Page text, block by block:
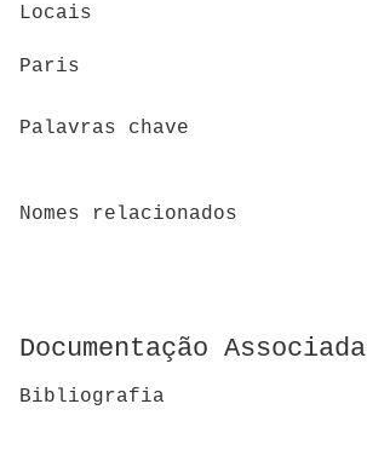
Locais
Paris
Palavras chave
Nomes relacionados
Documentação Associada
Bibliografia